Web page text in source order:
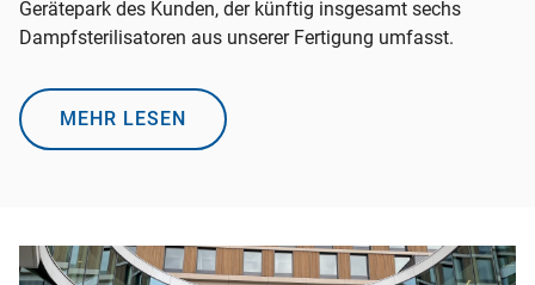
Gerätepark des Kunden, der künftig insgesamt sechs
Dampfsterilisatoren aus unserer Fertigung umfasst.
MEHR LESEN